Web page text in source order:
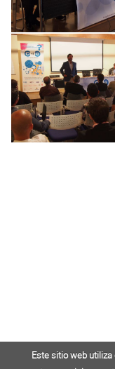
Este sitio web
Este sitio web